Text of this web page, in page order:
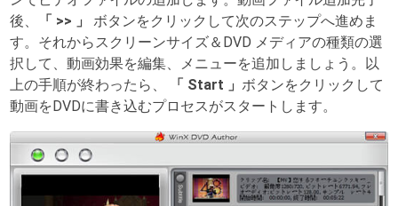
後、
「 >> 」
ボタンをクリックして次のステップへ進めま
す。それからスクリーンサイズ＆DVD メディアの種類の選
択して、動画効果を編集、メニューを追加しましょう。以
上の手順が終わったら、
「 Start 」ボタンをクリックして
動画をDVDに書き込むプロセスがスタートします。